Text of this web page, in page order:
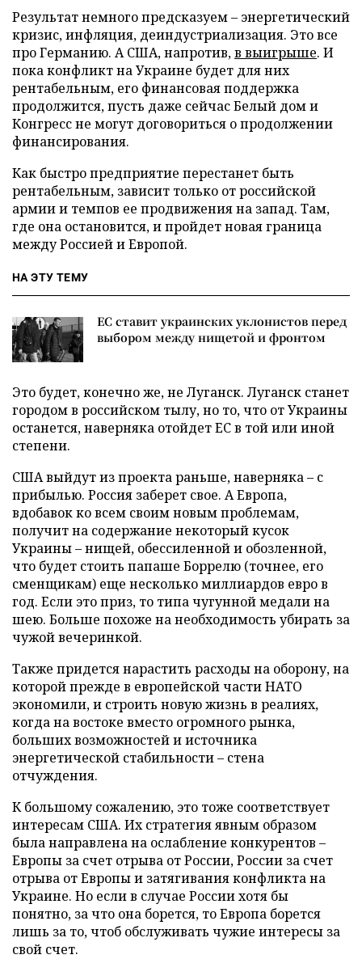
Результат немного предсказуем – энергетический
кризис, инфляция, деиндустриализация. Это все
про Германию. А США, напротив,в выигрыше. И
пока конфликт на Украине будет для них
рентабельным, его финансовая поддержка
продолжится, пусть даже сейчас Белый дом и
Конгресс не могут договориться о продолжении
финансирования.
Как быстро предприятие перестанет быть
рентабельным, зависит только от российской
армии и темпов ее продвижения на запад. Там,
где она остановится, и пройдет новая граница
между Россией и Европой.
НА ЭТУ ТЕМУ
ЕС ставит украинских уклонистов перед
выбором между нищетой и фронтом
Это будет, конечно же, не Луганск. Луганск станет
городом в российском тылу, но то, что от Украины
останется, наверняка отойдет ЕС в той или иной
степени.
США выйдут из проекта раньше, наверняка – с
прибылью. Россия заберет свое. А Европа,
вдобавок ко всем своим новым проблемам,
получит на содержание некоторый кусок
Украины – нищей, обессиленной и обозленной,
что будет стоить папаше Боррелю (точнее, его
сменщикам) еще несколько миллиардов евро в
год. Если это приз, то типа чугунной медали на
шею. Больше похоже на необходимость убирать за
чужой вечеринкой.
Также придется нарастить расходы на оборону, на
которой прежде в европейской части НАТО
экономили, и строить новую жизнь в реалиях,
когда на востоке вместо огромного рынка,
больших возможностей и источника
энергетической стабильности – стена
отчуждения.
К большому сожалению, это тоже соответствует
интересам США. Их стратегия явным образом
была направлена на ослабление конкурентов –
Европы за счет отрыва от России, России за счет
отрыва от Европы и затягивания конфликта на
Украине. Но если в случае России хотя бы
понятно, за что она борется, то Европа борется
лишь за то, чтоб обслуживать чужие интересы за
свой счет.